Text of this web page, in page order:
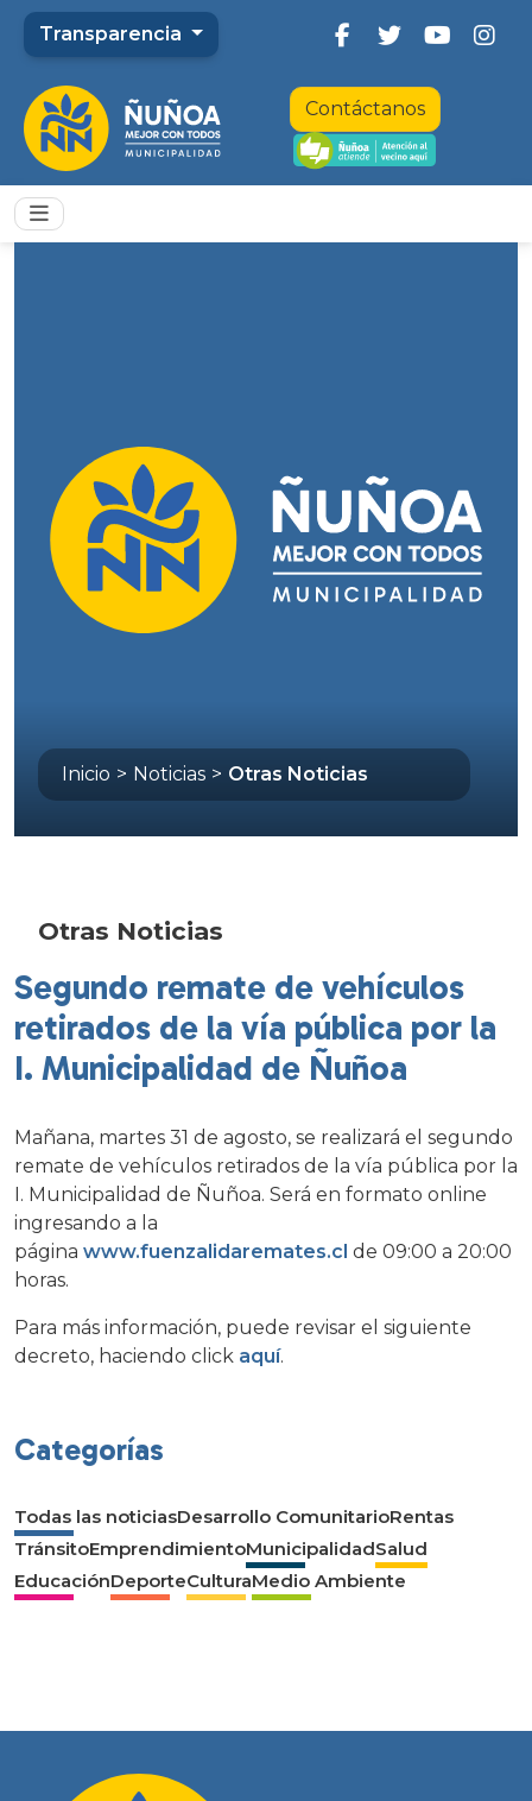
Transparencia
Contáctanos
Inicio > Noticias > Otras Noticias
Otras Noticias
Segundo remate de vehículos
retirados de la vía pública por la
I. Municipalidad de Ñuñoa
Mañana, martes 31 de agosto, se realizará el segundo
remate de vehículos retirados de la vía pública por la
I. Municipalidad de Ñuñoa. Será en formato online
ingresando a la
página www.fuenzalidaremates.cl de 09:00 a 20:00
horas.
Para más información, puede revisar el siguiente
decreto, haciendo click aquí.
Categorías
Todas las noticiasDesarrollo ComunitarioRentas
TránsitoEmprendimientoMunicipalidadSalud
EducaciónDeporteCulturaMedio Ambiente